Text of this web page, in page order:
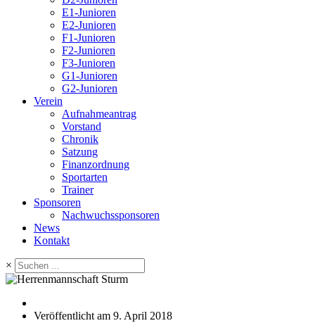
E1-Junioren
E2-Junioren
F1-Junioren
F2-Junioren
F3-Junioren
G1-Junioren
G2-Junioren
Verein
Aufnahmeantrag
Vorstand
Chronik
Satzung
Finanzordnung
Sportarten
Trainer
Sponsoren
Nachwuchssponsoren
News
Kontakt
×
Veröffentlicht am 9. April 2018